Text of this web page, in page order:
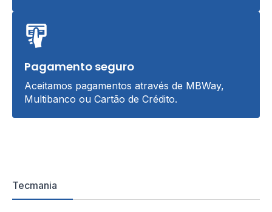
Pagamento seguro
Aceitamos pagamentos através de MBWay,
Multibanco ou Cartão de Crédito.
Tecmania